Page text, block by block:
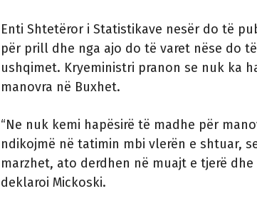
Enti Shtetëror i Statistikave nesër do të
për prill dhe nga ajo do të varet nëse do
ushqimet. Kryeministri pranon se nuk ka
manovra në Buxhet.
“Ne nuk kemi hapësirë të madhe për
ndikojmë në tatimin mbi vlerën e shtuar,
marzhet, ato derdhen në muajt e tjerë dhe
deklaroi Mickoski.